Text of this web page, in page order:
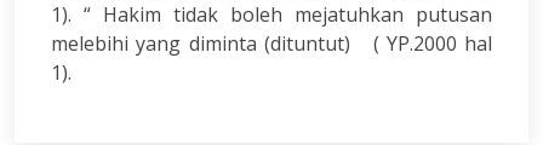
1). “ Hakim tidak boleh mejatuhkan putusan
melebihi yang diminta (dituntut) ( YP.2000 hal
1).